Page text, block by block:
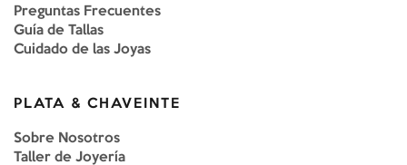
Preguntas Frecuentes
Guía de Tallas
Cuidado de las Joyas
PLATA & CHAVEINTE
Sobre Nosotros
Taller de Joyería